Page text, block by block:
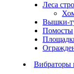
Леса
Вышки-
Помосты
Вибраторы